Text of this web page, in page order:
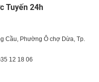
Tuyến 24h
Cầu, Phường Ô chợ Dừa, Tp.
35 12 18 06